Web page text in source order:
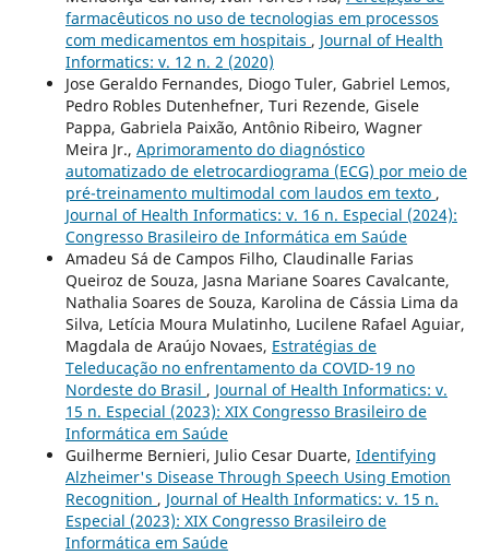
farmacêuticos no uso de tecnologias em processos
com medicamentos em hospitais , Journal of Health
Informatics: v. 12 n. 2 (2020)
Jose Geraldo Fernandes, Diogo Tuler, Gabriel Lemos,
Pedro Robles Dutenhefner, Turi Rezende, Gisele
Pappa, Gabriela Paixão, Antônio Ribeiro, Wagner
Meira Jr., Aprimoramento do diagnóstico
automatizado de eletrocardiograma (ECG) por meio de
pré-treinamento multimodal com laudos em texto ,
Journal of Health Informatics: v. 16 n. Especial (2024):
Congresso Brasileiro de Informática em Saúde
Amadeu Sá de Campos Filho, Claudinalle Farias
Queiroz de Souza, Jasna Mariane Soares Cavalcante,
Nathalia Soares de Souza, Karolina de Cássia Lima da
Silva, Letícia Moura Mulatinho, Lucilene Rafael Aguiar,
Magdala de Araújo Novaes, Estratégias de
Teleducação no enfrentamento da COVID-19 no
Nordeste do Brasil , Journal of Health Informatics: v.
15 n. Especial (2023): XIX Congresso Brasileiro de
Informática em Saúde
Guilherme Bernieri, Julio Cesar Duarte, Identifying
Alzheimer's Disease Through Speech Using Emotion
Recognition , Journal of Health Informatics: v. 15 n.
Especial (2023): XIX Congresso Brasileiro de
Informática em Saúde